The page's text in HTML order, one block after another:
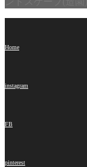
Home
instagram
FB
pinterest